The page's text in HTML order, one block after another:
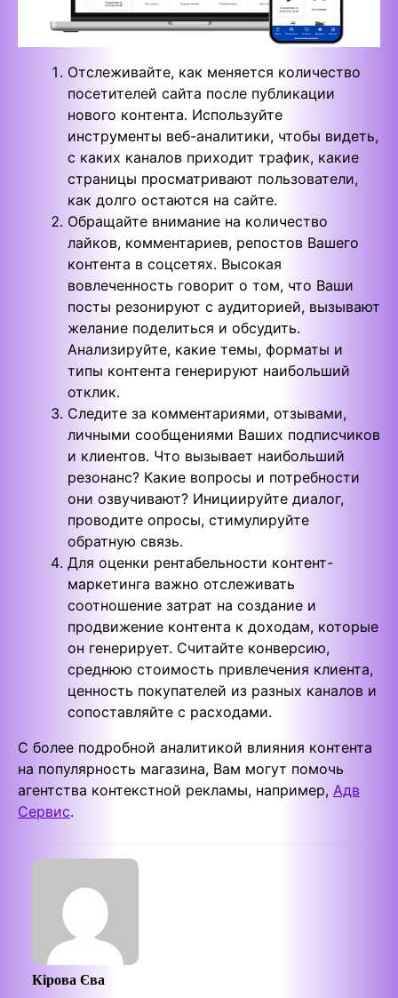
Отслеживайте, как меняется количество
посетителей сайта после публикации
нового контента. Используйте
инструменты веб-аналитики, чтобы видеть,
с каких каналов приходит трафик, какие
страницы просматривают пользователи,
как долго остаются на сайте.
Обращайте внимание на количество
лайков, комментариев, репостов Вашего
контента в соцсетях. Высокая
вовлеченность говорит о том, что Ваши
посты резонируют с аудиторией, вызывают
желание поделиться и обсудить.
Анализируйте, какие темы, форматы и
типы контента генерируют наибольший
отклик.
Следите за комментариями, отзывами,
личными сообщениями Ваших подписчиков
и клиентов. Что вызывает наибольший
резонанс? Какие вопросы и потребности
они озвучивают? Инициируйте диалог,
проводите опросы, стимулируйте
обратную связь.
Для оценки рентабельности контент-
маркетинга важно отслеживать
соотношение затрат на создание и
продвижение контента к доходам, которые
он генерирует. Считайте конверсию,
среднюю стоимость привлечения клиента,
ценность покупателей из разных каналов и
сопоставляйте с расходами.
С более подробной аналитикой влияния контента
на популярность магазина, Вам могут помочь
агентства контекстной рекламы, например, Адв
Сервис.
Кірова Єва